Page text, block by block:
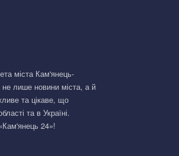
міста Кам'янець-
лише новини міста, а й
та цікаве, що
та в Україні.
24»!